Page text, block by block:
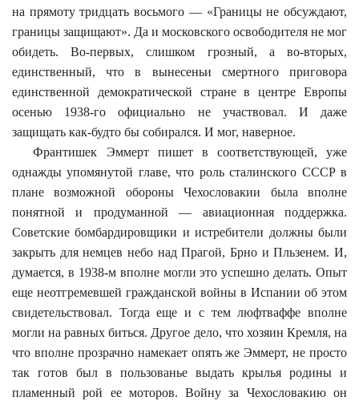
на прямоту тридцать восьмого — «Границы не обсуждают,
границы защищают». Да и московского освободителя не мог
обидеть. Во-первых, слишком грозный, а во-вторых,
единственный, что в вынесеньи смертного приговора
единственной демократической стране в центре Европы
осенью 1938-го официально не участвовал. И даже
защищать как-будто бы собирался. И мог, наверное.
Франтишек Эммерт пишет в соответствующей, уже
однажды упомянутой главе, что роль сталинского СССР в
плане возможной обороны Чехословакии была вполне
понятной и продуманной — авиационная поддержка.
Советские бомбардировщики и истребители должны были
закрыть для немцев небо над Прагой, Брно и Пльзенем. И,
думается, в 1938-м вполне могли это успешно делать. Опыт
еще неотгремевшей гражданской войны в Испании об этом
свидетельствовал. Тогда еще и с тем люфтваффе вполне
могли на равных биться. Другое дело, что хозяин Кремля, на
что вполне прозрачно намекает опять же Эммерт, не просто
так готов был в пользованье выдать крылья родины и
пламенный рой ее моторов. Войну за Чехословакию он